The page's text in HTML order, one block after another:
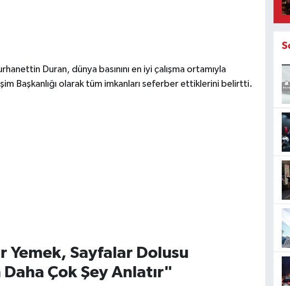
Duran, dünya basınını en iyi çalışma ortamıyla
Başkanlığı olarak tüm imkanları seferber ettiklerini belirtti.
Yemek, Sayfalar Dolusu
Çok Şey Anlatır"